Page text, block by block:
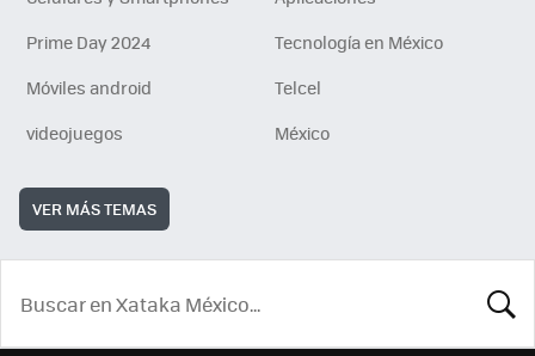
Prime Day 2024
Tecnología en México
Móviles android
Telcel
videojuegos
México
VER MÁS TEMAS